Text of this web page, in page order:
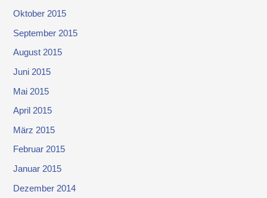
Oktober 2015
September 2015
August 2015
Juni 2015
Mai 2015
April 2015
März 2015
Februar 2015
Januar 2015
Dezember 2014